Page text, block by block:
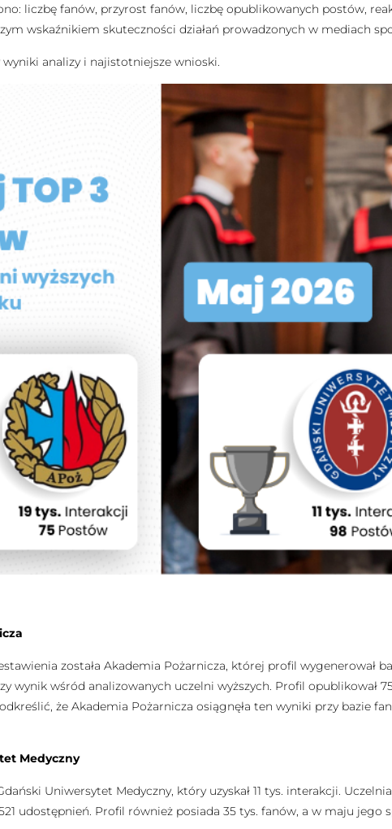
liczbę fanów, przyrost fanów, liczbę opublikowanych postów,
wskaźnikiem skuteczności działań prowadzonych w mediach
analizy i najistotniejsze wnioski.
została Akademia Pożarnicza, której profil wygenerował
wynik wśród analizowanych uczelni wyższych. Profil opublikował
że Akademia Pożarnicza osiągnęła ten wyniki przy bazie
Medyczny
Uniwersytet Medyczny, który uzyskał 11 tys. interakcji.
udostępnień. Profil również posiada 35 tys. fanów, a w maju jego